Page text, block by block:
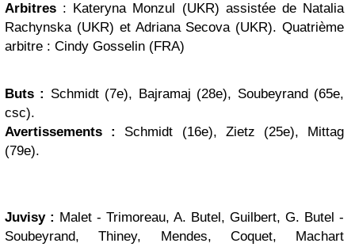
Arbitres : Kateryna Monzul (UKR) assistée de Natalia
Rachynska (UKR) et Adriana Secova (UKR). Quatrième
arbitre : Cindy Gosselin (FRA)
Buts : Schmidt (7e), Bajramaj (28e), Soubeyrand (65e,
csc).
Avertissements :
Schmidt (16e), Zietz (25e), Mittag
(79e).
Juvisy : Malet - Trimoreau, A. Butel, Guilbert, G. Butel -
Soubeyrand, Thiney, Mendes, Coquet, Machart